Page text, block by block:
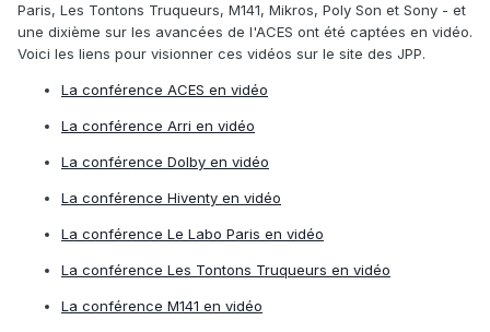
Paris, Les Tontons Truqueurs, M141, Mikros, Poly Son et Sony - et
une dixième sur les avancées de l'ACES ont été captées en vidéo.
Voici les liens pour visionner ces vidéos sur le site des JPP.
La conférence ACES en vidéo
La conférence Arri en vidéo
La conférence Dolby en vidéo
La conférence Hiventy en vidéo
La conférence Le Labo Paris en vidéo
La conférence Les Tontons Truqueurs en vidéo
La conférence M141 en vidéo